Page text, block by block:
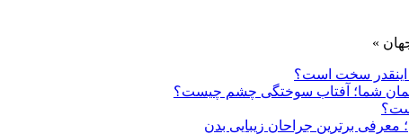
»
اینقدر سخت است؟
شما؛ آفتاب سوختگی چشم چیست؟